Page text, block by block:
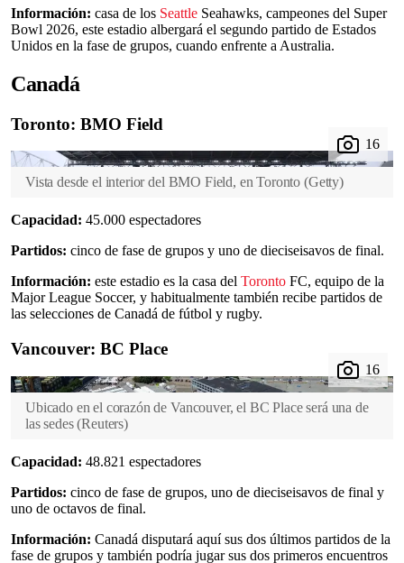
Información: casa de los Seattle Seahawks, campeones del Super
Bowl 2026, este estadio albergará el segundo partido de Estados
Unidos en la fase de grupos, cuando enfrente a Australia.
Canadá
Toronto: BMO Field
Vista desde el interior del BMO Field, en Toronto (Getty)
Capacidad: 45.000 espectadores
Partidos: cinco de fase de grupos y uno de dieciseisavos de final.
Información: este estadio es la casa del Toronto FC, equipo de la
Major League Soccer, y habitualmente también recibe partidos de
las selecciones de Canadá de fútbol y rugby.
Vancouver: BC Place
Ubicado en el corazón de Vancouver, el BC Place será una de
las sedes (Reuters)
Capacidad: 48.821 espectadores
Partidos: cinco de fase de grupos, uno de dieciseisavos de final y
uno de octavos de final.
Información: Canadá disputará aquí sus dos últimos partidos de la
fase de grupos y también podría jugar sus dos primeros encuentros